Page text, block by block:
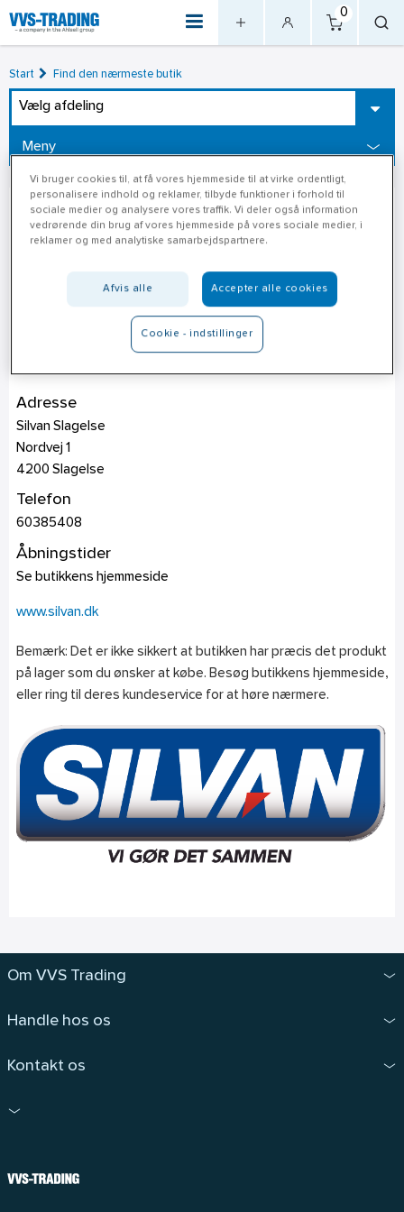
0
Start Find den nærmeste butik
Vælg afdeling
Meny
Silvan Slagelse
Adresse
Silvan Slagelse
Nordvej 1
4200 Slagelse
Telefon
60385408
Åbningstider
Se butikkens hjemmeside
www.silvan.dk
Bemærk: Det er ikke sikkert at butikken har præcis det produkt
på lager som du ønsker at købe. Besøg butikkens hjemmeside,
eller ring til deres kundeservice for at høre nærmere.
Om VVS Trading
Handle hos os
Kontakt os
Vi bruger cookies til, at få vores hjemmeside til at virke ordentligt,
personalisere indhold og reklamer, tilbyde funktioner i forhold til
sociale medier og analysere vores traffik. Vi deler også information
vedrørende din brug af vores hjemmeside på vores sociale medier, i
reklamer og med analytiske samarbejdspartnere.
Afvis alle Accepter alle cookies
Cookie - indstillinger